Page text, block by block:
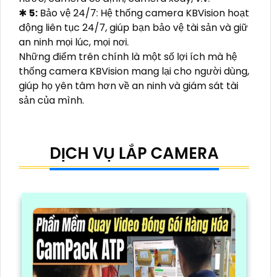
✱ 5: Bảo vệ 24/7: Hệ thống camera KBVision hoạt
động liên tục 24/7, giúp bạn bảo vệ tài sản và giữ
an ninh mọi lúc, mọi nơi.
Những điểm trên chính là một số lợi ích mà hệ
thống camera KBVision mang lại cho người dùng,
giúp họ yên tâm hơn về an ninh và giám sát tài
sản của mình.
DỊCH VỤ LẮP CAMERA